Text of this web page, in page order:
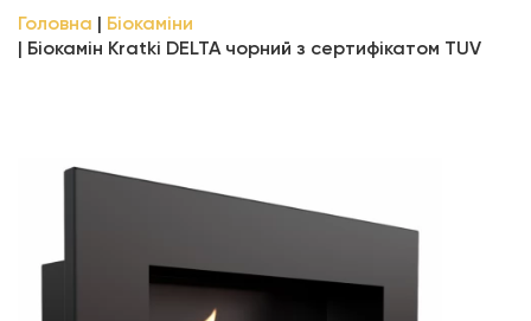
Головна
Біокаміни
Біокамін Kratki DELTA чорний з сертифікатом TUV